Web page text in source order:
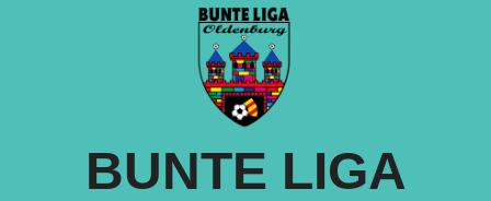
BUNTE LIGA